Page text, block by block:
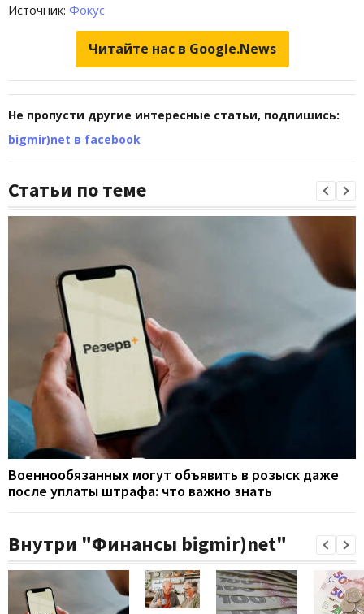
Источник: Фокус
Читайте нас в Google.News
Не пропусти другие интересные статьи, подпишись:
bigmir)net в facebook
Статьи по теме
Военнообязанных могут объявить в розыск даже
после уплаты штрафа: что важно знать
Внутри "Финансы bigmir)net"